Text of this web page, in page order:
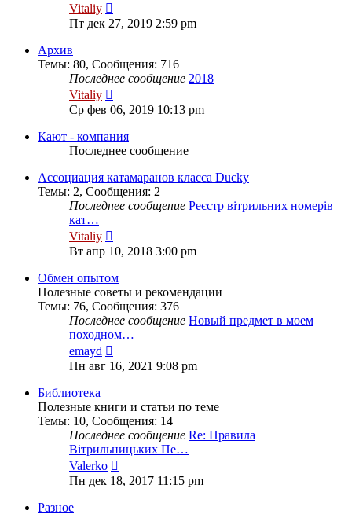
Vitaliy
к
последнему
Пт дек 27, 2019 2:59 pm
Архив
Темы: 80, Сообщения: 716
Последнее сообщение 2018
Vitaliy
к
последнему
сообщению
Ср фев 06, 2019 10:13 pm
Кают - компания
Последнее сообщение
Ассоциация катамаранов класса Ducky
Темы: 2, Сообщения: 2
Последнее сообщение Реєстр вітрильних номерів
кат…
Vitaliy
к
последнему
сообщению
Вт апр 10, 2018 3:00 pm
Обмен опытом
Полезные советы и рекомендации
Темы: 76, Сообщения: 376
Последнее сообщение Новый предмет в моем
походном…
emayd
к
последнему
Пн авг 16, 2021 9:08 pm
Библиотека
Полезные книги и статьи по теме
Темы: 10, Сообщения: 14
Последнее сообщение Re: Правила
Вітрильницьких Пе…
Valerko
к
последнему
Пн дек 18, 2017 11:15 pm
Разное